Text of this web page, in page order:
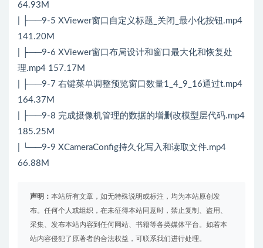
64.93M
| ├──9-5 XViewer窗口自定义标题_关闭_最小化按钮.mp4
141.20M
| ├──9-6 XViewer窗口布局设计和窗口最大化和恢复处
理.mp4 157.17M
| ├──9-7 右键菜单调整预览窗口数量1_4_9_16通过t.mp4
164.37M
| ├──9-8 完成摄像机管理的数据的增删改模型层代码.mp4
185.25M
| └──9-9 XCameraConfig持久化写入和读取文件.mp4
66.88M
声明： 本站所有文章，如无特殊说明或标注，均为本站原创发
布。任何个人或组织，在未征得本站同意时，禁止复制、盗用、
采集、发布本站内容到任何网站、书籍等各类媒体平台。如若本
站内容侵犯了原著者的合法权益，可联系我们进行处理。